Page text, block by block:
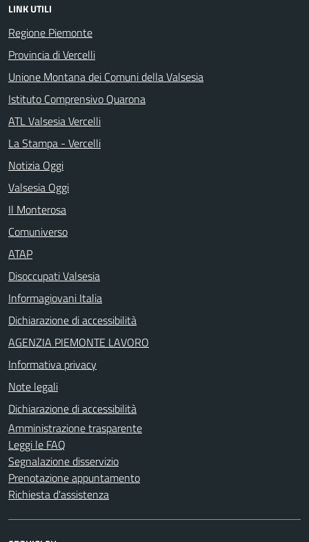
LINK UTILI
Regione Piemonte
Provincia di Vercelli
Unione Montana dei Comuni della Valsesia
Istituto Comprensivo Quarona
ATL Valsesia Vercelli
La Stampa - Vercelli
Notizia Oggi
Valsesia Oggi
Il Monterosa
Comuniverso
ATAP
Disoccupati Valsesia
Informagiovani Italia
Dichiarazione di accessibilità
AGENZIA PIEMONTE LAVORO
Informativa privacy
Note legali
Dichiarazione di accessibilità
Amministrazione trasparente
Leggi le FAQ
Segnalazione disservizio
Prenotazione appuntamento
Richiesta d'assistenza